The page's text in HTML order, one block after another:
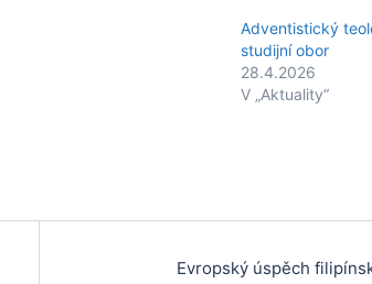
Adventistický
studijní obor
28.4.2026
V „Aktuality“
Evropský úspěch